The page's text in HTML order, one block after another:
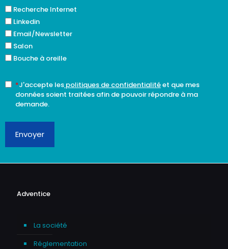
Recherche Internet
Linkedin
Email/Newsletter
Salon
Bouche à oreille
*J'accepte les politiques de confidentialitéet que mes
données soient traitées afin de pouvoir répondre à ma
demande.
Envoyer
Adventice
La société
Réglementation